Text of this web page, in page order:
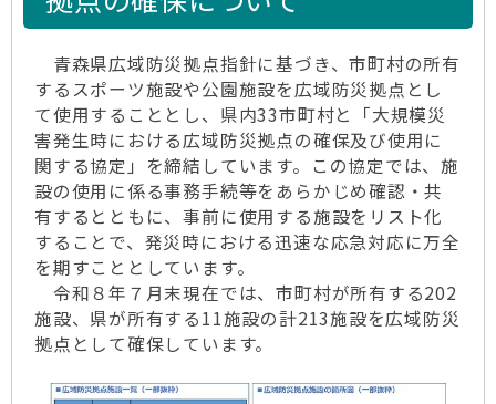
青森県広域防災拠点指針に基づき、市町村の所有
するスポーツ施設や公園施設を広域防災拠点とし
て使用することとし、県内33市町村と「大規模災
害発生時における広域防災拠点の確保及び使用に
関する協定」を締結しています。この協定では、施
設の使用に係る事務手続等をあらかじめ確認・共
有するとともに、事前に使用する施設をリスト化
することで、発災時における迅速な応急対応に万全
を期すこととしています。
令和８年７月末現在では、市町村が所有する202
施設、県が所有する11施設の計213施設を広域防災
拠点として確保しています。